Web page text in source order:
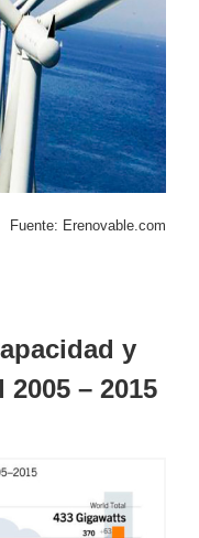
Fuente: Erenovable.com
y
– 2015